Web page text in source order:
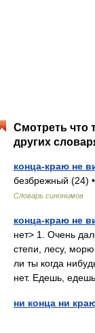
Смотреть что
других
конца-краю не
безбрежный (24)
Словарь синонимов
конца-краю не
нет> 1. Очень
степи, лесу,
ли ты когда
нет. Едешь,
ни конца ни